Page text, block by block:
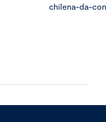
chilena-da-